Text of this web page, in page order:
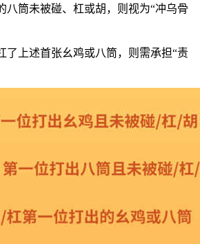
八筒未被碰、杠或胡，则视为“冲乌骨
了上述首张幺鸡或八筒，则需承担“责